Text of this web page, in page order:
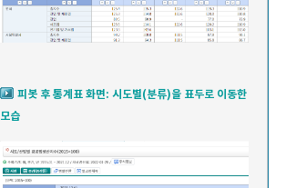
피봇 후 통계표 화면: 시도별(분류)을 표두로 이동한
모습